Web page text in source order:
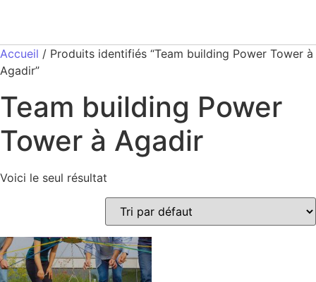
Accueil / Produits identifiés “Team building Power Tower à
Agadir”
Team building Power
Tower à Agadir
Voici le seul résultat